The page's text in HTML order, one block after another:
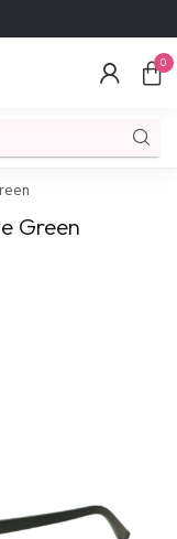
0
Green